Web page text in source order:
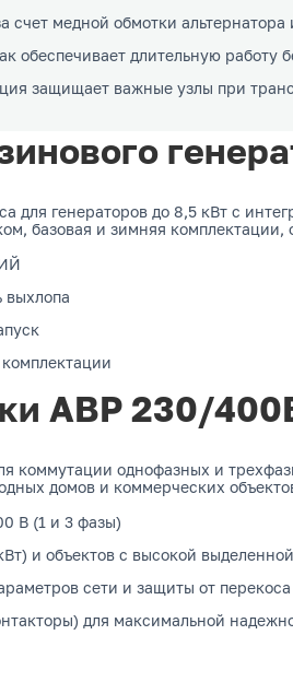
счет медной обмотки альтернатора
обеспечивает длительную работу
защищает важные узлы при
для генераторов до 8,5 кВт с
базовая и зимняя
выхлопа
АВР 230/
коммутации однофазных и
домов и коммерческих
В (1 и 3 фазы)
и объектов с высокой
сети и защиты от
для максимальной